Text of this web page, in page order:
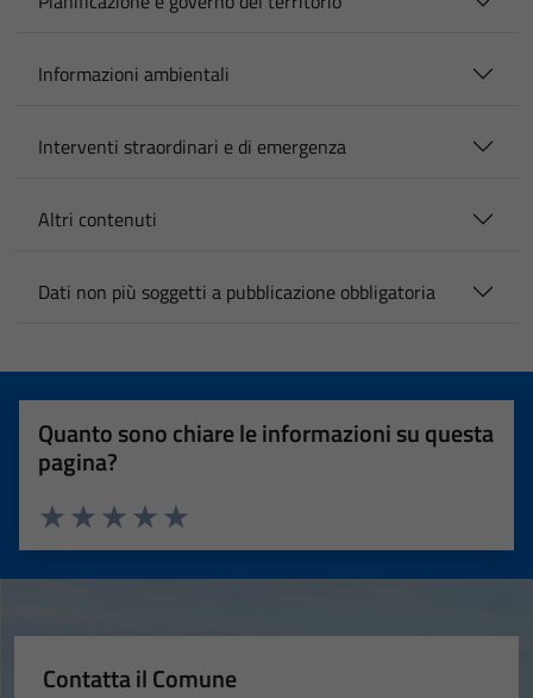
Informazioni ambientali
Interventi straordinari e di emergenza
Altri contenuti
Dati non più soggetti a pubblicazione obbligatoria
Quanto sono chiare le informazioni su questa
pagina?
Valuta 5 stelle su 5
Valuta 4 stelle su 5
Valuta 3 stelle su 5
Valuta 2 stelle su 5
Valuta 1 stelle su 5
Contatta il Comune